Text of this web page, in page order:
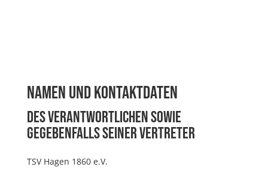
Namen und Kontaktdaten
des Verantwortlichen sowie
gegebenfalls seiner Vertreter
TSV Hagen 1860 e.V.